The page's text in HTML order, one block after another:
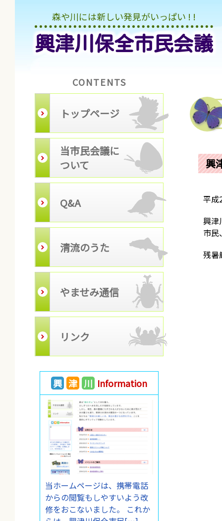
森や川には新しい発見がいっぱい ! !
興津川保全市民会議
CONTENTS
トップページ
当市民会議に
ついて
Q&A
清流のうた
やませみ通信
リンク
興 津 川 Information
当ホームページは、携帯電話
からの閲覧もしやすいよう改
修をおこないました。 これか
興
平
興津
市民
残暑